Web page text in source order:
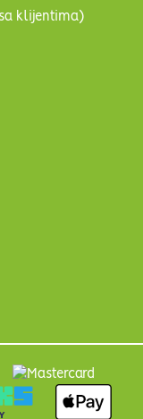
klijentima)